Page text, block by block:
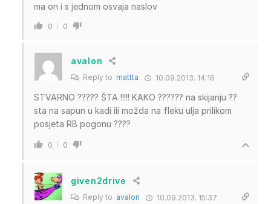
ma on i s jednom osvaja naslov
0 0
avalon
Reply to mattta 10.09.2013. 14:16
STVARNO ????? ŠTA !!!!! KAKO ?????? na skijanju ??
sta na sapun u kadi ili možda na fleku ulja prilikom
posjeta RB pogonu ????
0 0
given2drive
Reply to avalon 10.09.2013. 15:37